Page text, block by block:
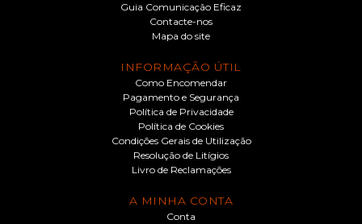
Guia Comunicação Eficaz
Contacte-nos
Mapa do site
INFORMAÇÃO ÚTIL
Como Encomendar
Pagamento e Segurança
Política de Privacidade
Política de Cookies
Condições Gerais de Utilização
Resolução de Litígios
Livro de Reclamações
A MINHA CONTA
Conta